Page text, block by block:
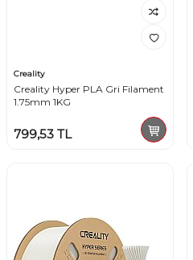
Creality
Creality Hyper PLA Gri Filament
1.75mm 1KG
799,53 TL